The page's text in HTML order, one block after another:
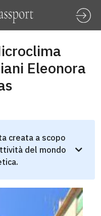
Eleonora
creata a scopo
del mondo